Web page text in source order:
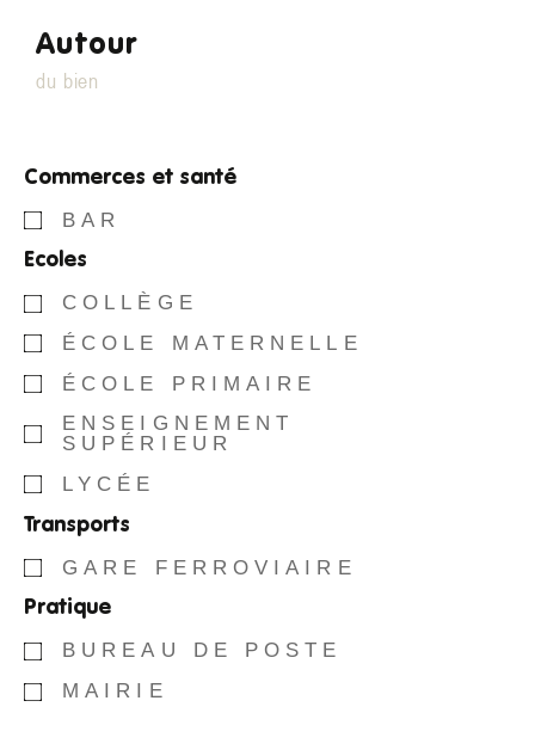
Autour
du bien
Commerces et santé
BAR
Ecoles
COLLÈGE
ÉCOLE MATERNELLE
ÉCOLE PRIMAIRE
ENSEIGNEMENT
SUPÉRIEUR
LYCÉE
Transports
GARE FERROVIAIRE
Pratique
BUREAU DE POSTE
MAIRIE